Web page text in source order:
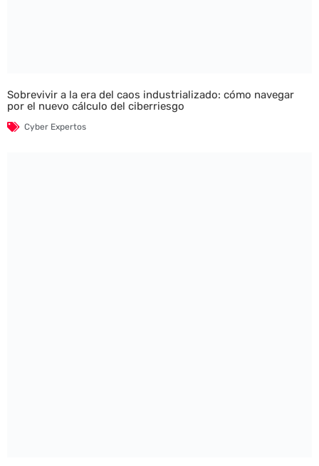
Sobrevivir a la era del caos industrializado: cómo navegar
por el nuevo cálculo del ciberriesgo
Cyber Expertos